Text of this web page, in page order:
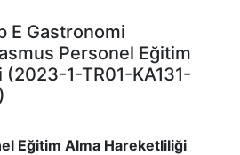
E Gastronomi
Personel Eğitim
1-TR01-KA131-
Eğitim Alma Hareketliliği